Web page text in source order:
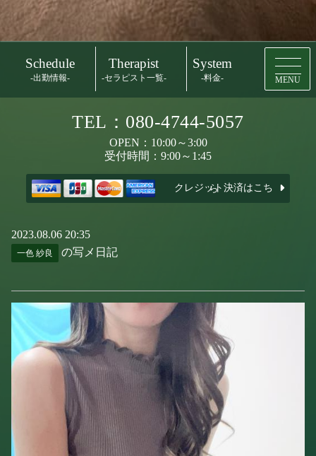
Schedule
-出勤情報-
Therapist
-セラピスト一覧-
System
-料金- MENU
TEL：080-4744-5057
OPEN：10:00～3:00
受付時間：9:00～1:45
クレジット決済はこちら
2023.08.06 20:35
一色 紗良 の写メ日記